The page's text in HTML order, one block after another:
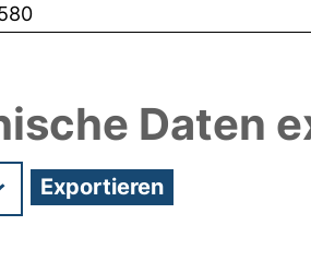
Daten